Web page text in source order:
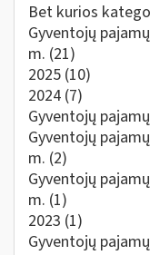
Bet kurios
Gyventojų
m. (21)
2025 (10)
2024 (7)
Gyventojų
Gyventojų
m. (2)
Gyventojų
m. (1)
2023 (1)
Gyventojų